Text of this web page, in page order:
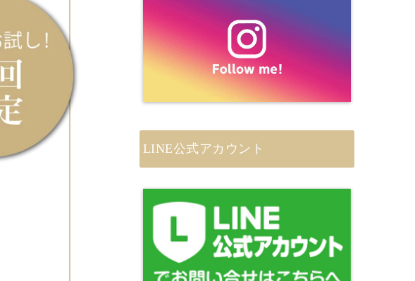
LINE公式アカウント